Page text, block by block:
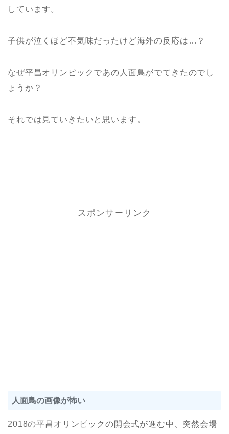
しています。
子供が泣くほど不気味だったけど海外の反応は…？
なぜ平昌オリンピックであの人面鳥がでてきたのでし
ょうか？
それでは見ていきたいと思います。
スポンサーリンク
人面鳥の画像が怖い
2018の平昌オリンピックの開会式が進む中、突然会場